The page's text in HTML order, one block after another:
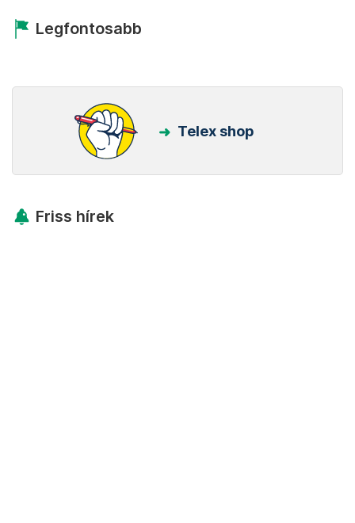
Legfontosabb
Telex shop
Friss hírek